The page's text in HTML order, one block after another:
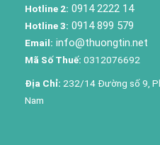
Hotline 2: 0914 2222 14
Hotline 3: 0914 899 579
Email: info@thuongtin.net
Mã Số Thuế: 0312076692
Địa Chỉ: 232/14 Đường số 9,
Nam